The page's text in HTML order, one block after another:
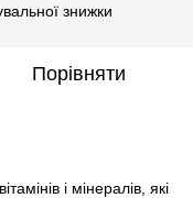
знижки
Порівняти
і мінералів, які